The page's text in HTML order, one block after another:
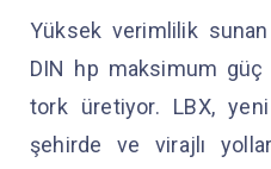
Yüksek verimlilik
DIN hp maksimum
tork üretiyor. LBX,
şehirde ve virajlı